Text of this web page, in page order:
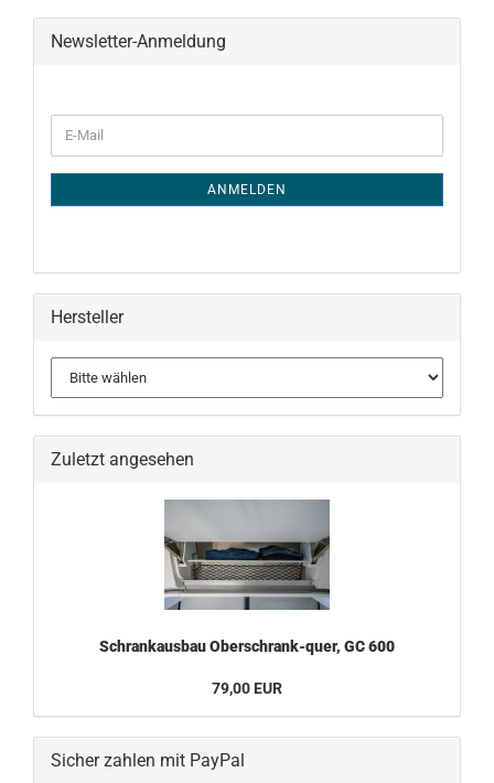
Newsletter-Anmeldung
ZUR
NEWSLETTER-
E-
Mail
ANMELDEN
Hersteller
Zuletzt angesehen
Schrankausbau Oberschrank-quer, GC 600
79,00 EUR
Sicher zahlen mit PayPal